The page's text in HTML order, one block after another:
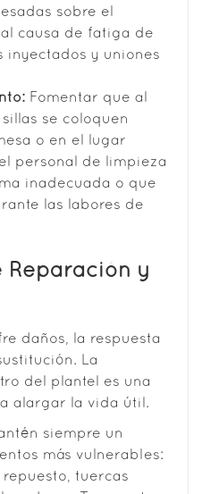
sobre el
causa de fatiga de
inyectados y uniones
Fomentar que al
se coloquen
o en el lugar
personal de limpieza
inadecuada o que
las labores de
Reparación y
daños, la respuesta
La
del plantel es una
alargar la vida útil.
siempre un
más vulnerables:
tuercas